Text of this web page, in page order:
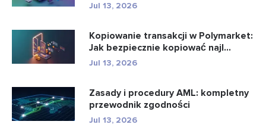
Jul 13, 2026
Kopiowanie transakcji w Polymarket:
Jak bezpiecznie kopiować najl...
Jul 13, 2026
Zasady i procedury AML: kompletny
przewodnik zgodności
Jul 13, 2026